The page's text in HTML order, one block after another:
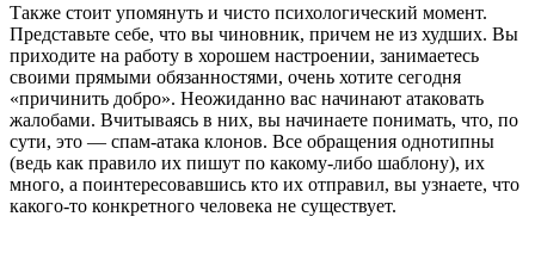
Также стоит упомянуть и чисто психологический момент.
Представьте себе, что вы чиновник, причем не из худших. Вы
приходите на работу в хорошем настроении, занимаетесь
своими прямыми обязанностями, очень хотите сегодня
«причинить добро». Неожиданно вас начинают атаковать
жалобами. Вчитываясь в них, вы начинаете понимать, что, по
сути, это — спам-атака клонов. Все обращения однотипны
(ведь как правило их пишут по какому-либо шаблону), их
много, а поинтересовавшись кто их отправил, вы узнаете, что
какого-то конкретного человека не существует.